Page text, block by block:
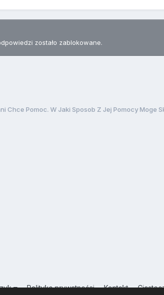
zostało zablokowane.
Chce Pomoc. W Jaki Sposob Z Jej Pomocy Moge
Polityka prywatności Kontakt